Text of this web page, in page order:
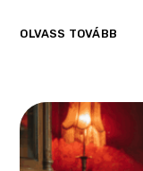
OLVASS TOVÁBB